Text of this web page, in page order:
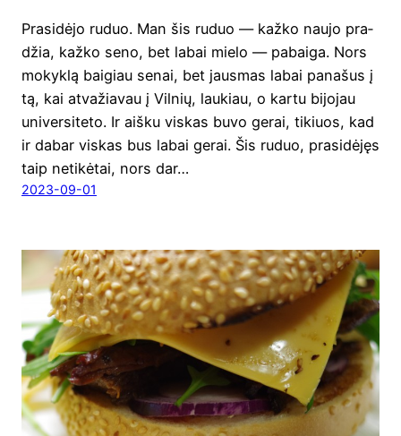
Pra­si­dė­jo ruduo. Man šis ruduo — kaž­ko nau­jo pra­
džia, kaž­ko seno, bet labai mie­lo — pabai­ga. Nors
mokyk­lą bai­giau senai, bet jaus­mas labai pana­šus į
tą, kai atva­žia­vau į Vil­nių, lau­kiau, o kar­tu bijo­jau
uni­ver­si­te­to. Ir aiš­ku vis­kas buvo gerai, tikiuos, kad
ir dabar vis­kas bus labai gerai. Šis ruduo, pra­si­dė­jęs
taip neti­kė­tai, nors dar…
2023-09-01